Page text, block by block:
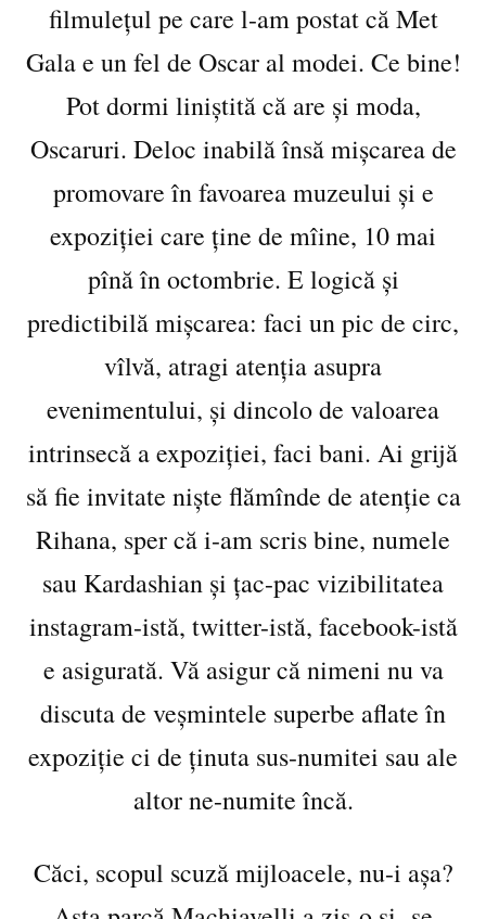
filmulețul pe care l-am postat că Met
Gala e un fel de Oscar al modei. Ce bine!
Pot dormi liniștită că are și moda,
Oscaruri. Deloc inabilă însă mișcarea de
promovare în favoarea muzeului și e
expoziției care ține de mîine, 10 mai
pînă în octombrie. E logică și
predictibilă mișcarea: faci un pic de circ,
vîlvă, atragi atenția asupra
evenimentului, și dincolo de valoarea
intrinsecă a expoziției, faci bani. Ai grijă
să fie invitate niște flămînde de atenție ca
Rihana, sper că i-am scris bine, numele
sau Kardashian și țac-pac vizibilitatea
instagram-istă, twitter-istă, facebook-istă
e asigurată. Vă asigur că nimeni nu va
discuta de veșmintele superbe aflate în
expoziție ci de ținuta sus-numitei sau ale
altor ne-numite încă.
Căci, scopul scuză mijloacele, nu-i așa?